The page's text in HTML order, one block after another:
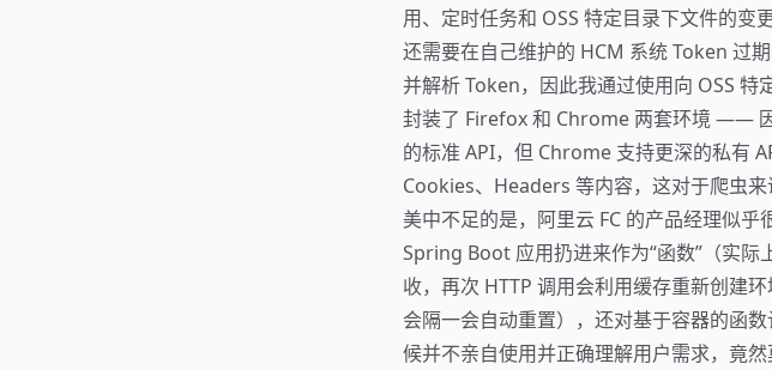
用、定时任务和 OSS 特定目录下文件的
还需要在自己维护的 HCM 系统 Token 过
并解析 Token，因此我通过使用向 OSS
封装了 Firefox 和 Chrome 两套环境 ——
的标准 API，但 Chrome 支持更深的私有
Cookies、Headers 等内容，这对于爬虫来
美中不足的是，阿里云 FC 的产品经理似
Spring Boot 应用扔进来作为“函数”（实际
收，再次 HTTP 调用会利用缓存重新创建
会隔一会自动重置），还对基于容器的函
候并不亲自使用并正确理解用户需求，竟